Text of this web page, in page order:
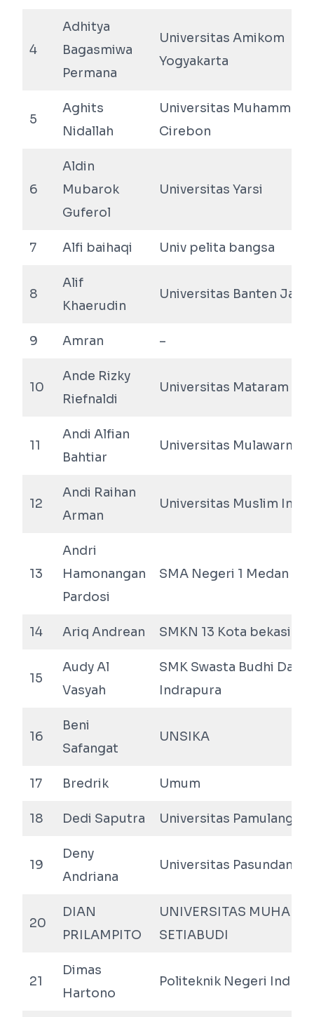
4
Adhitya
Bagasmiwa
Permana
Universitas Amikom
Yogyakarta
5
Aghits
Nidallah
Universitas
Cirebon
6
Aldin
Mubarok
Guferol
Universitas Yarsi
7 Alfi baihaqi Univ pelita bangsa
8
Alif
Khaerudin
Universitas Banten Jaya
9 Amran –
10
Ande Rizky
Riefnaldi
Universitas Mataram
11
Andi Alfian
Bahtiar
Universitas Mulawarman
12
Andi Raihan
Arman
Universitas Muslim
13
Andri
Hamonangan
Pardosi
SMA Negeri 1 Medan
14 Ariq Andrean SMKN 13 Kota bekasi
15
Audy Al
Vasyah
SMK Swasta Budhi
Indrapura
16
Beni
Safangat
UNSIKA
17 Bredrik Umum
18 Dedi Saputra Universitas Pamulang
19
Deny
Andriana
Universitas Pasundan
20
DIAN
PRILAMPITO
UNIVERSITAS MUHADI
SETIABUDI
21
Dimas
Hartono
Politeknik Negeri